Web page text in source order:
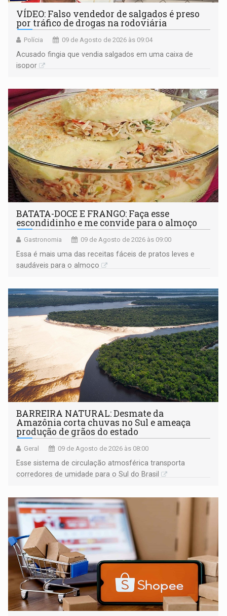
VÍDEO: Falso vendedor de salgados é preso
por tráfico de drogas na rodoviária
Polícia 09 de Agosto de 2026 às 09:04
Acusado fingia que vendia salgados em uma caixa de
isopor
BATATA-DOCE E FRANGO: Faça esse
escondidinho e me convide para o almoço
Gastronomia 09 de Agosto de 2026 às 09:00
Essa é mais uma das receitas fáceis de pratos leves e
saudáveis para o almoço
BARREIRA NATURAL: Desmate da
Amazônia corta chuvas no Sul e ameaça
produção de grãos do estado
Geral 09 de Agosto de 2026 às 08:00
Esse sistema de circulação atmosférica transporta
corredores de umidade para o Sul do Brasil